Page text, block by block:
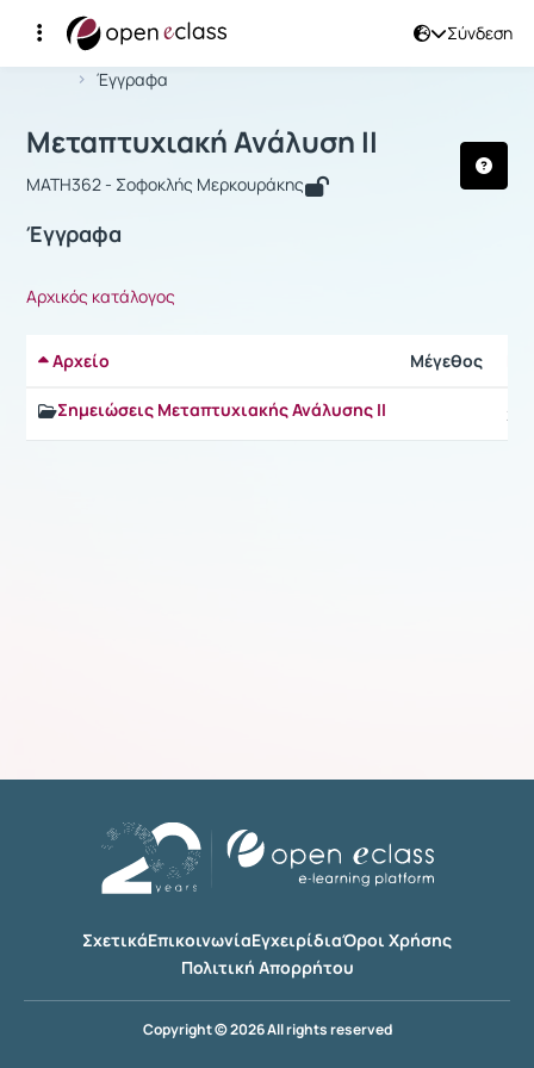
Σύνδεση
Αρχική Σελίδα
Έγγραφα
Μάθημα : Μεταπτυχιακή Ανάλυση II
Μεταπτυχιακή Ανάλυση II
MATH362 - Σοφοκλής Μερκουράκης
Έγγραφα
Αρχικός κατάλογος
Αρχείο Μέγεθος
Σημειώσεις Μεταπτυχιακής Ανάλυσης II
ΣχετικάΕπικοινωνίαΕγχειρίδιαΌροι Χρήσης
Πολιτική Απορρήτου
Copyright © 2026 All rights reserved